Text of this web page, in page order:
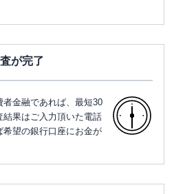
が完了
金融であれば、最短30
果はご入力頂いた電話
望の銀行口座にお金が